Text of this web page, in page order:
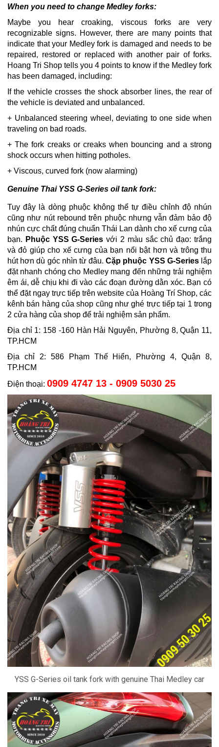
When you need to change Medley forks:
Maybe you hear croaking, viscous forks are very
recognizable signs. However, there are many points that
indicate that your Medley fork is damaged and needs to be
repaired, restored or replaced with another pair of forks.
Hoang Tri Shop tells you 4 points to know if the Medley fork
has been damaged, including:
If the vehicle crosses the shock absorber lines, the rear of
the vehicle is deviated and unbalanced.
+ Unbalanced steering wheel, deviating to one side when
traveling on bad roads.
+ The fork creaks or creaks when bouncing and a strong
shock occurs when hitting potholes.
+ Viscous, curved fork (now alarming)
Genuine Thai YSS G-Series oil tank fork:
Tuy đây là dòng phuộc không thể tự điều chỉnh độ nhún
cũng như nút rebound trên phuộc nhưng vẫn đảm bảo độ
nhún cực chất đúng chuẩn Thái Lan dành cho xế cưng của
bạn. Phuộc YSS G-Series với 2 màu sắc chủ đạo: trắng
và đỏ giúp cho xế cưng của bạn nổi bật hơn và trông thu
hút hơn dù góc nhìn từ đâu.Cặp phuộc YSS G-Serieslắp
đặt nhanh chóng cho Medley mang đến những trải nghiệm
êm ái, dễ chịu khi đi vào các đoạn đường dằn xóc. Bạn có
thể đặt ngay trực tiếp trên website của Hoàng Trí Shop, các
kênh bán hàng của shop cũng như ghé trực tiếp tại 1 trong
2 cửa hàng của shop để trải nghiệm sản phẩm.
Địa chỉ 1: 158 -160 Hàn Hải Nguyên, Phường 8, Quận 11,
TP.HCM
Địa chỉ 2: 586 Phạm Thế Hiển, Phường 4, Quận 8,
TP.HCM
Điện thoại: 0909 4747 13 - 0909 5030 25
YSS G-Series oil tank fork with genuine Thai Medley car